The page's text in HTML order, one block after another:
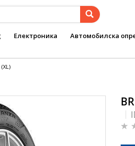
Електроника Автомобилска